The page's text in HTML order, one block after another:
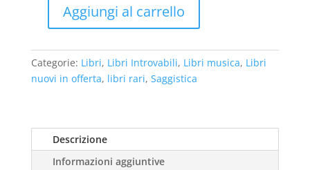
€130,00.€78,00.
Velvet
Underground
e
York
Andy
Aggiungi al carrello
Categorie: Libri, Libri Introvabili, Libri musica, Libri
nuovi in offerta, libri rari, Saggistica
Descrizione
Informazioni aggiuntive